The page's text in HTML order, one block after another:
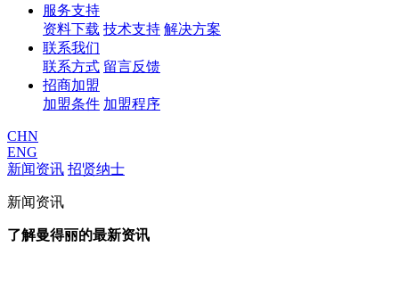
服务支持
资料下载 技术支持 解决方案
联系我们
联系方式 留言反馈
招商加盟
加盟条件 加盟程序
CHN
ENG
新闻资讯 招贤纳士
新闻资讯
了解曼得丽的最新资讯